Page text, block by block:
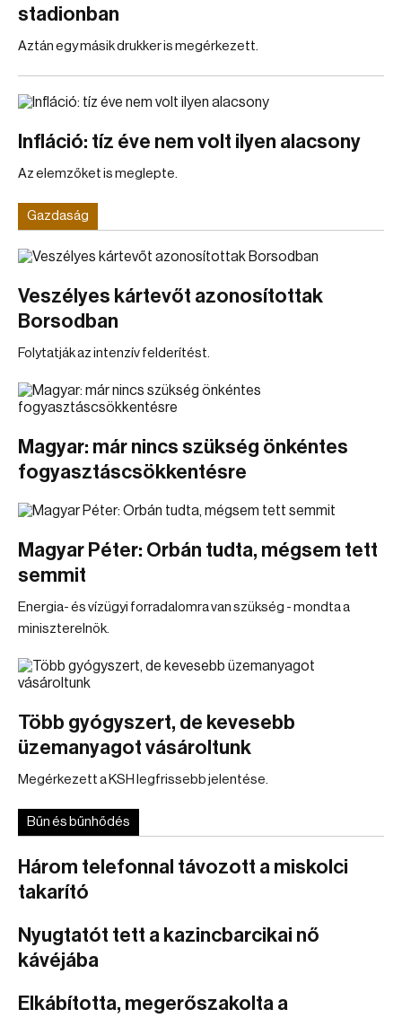
stadionban
Aztán egy másik drukker is megérkezett.
Infláció: tíz éve nem volt ilyen alacsony
Az elemzőket is meglepte.
Gazdaság
Veszélyes kártevőt azonosítottak
Borsodban
Folytatják az intenzív felderítést.
Magyar: már nincs szükség önkéntes
fogyasztáscsökkentésre
Magyar Péter: Orbán tudta, mégsem tett
semmit
Energia- és vízügyi forradalomra van szükség - mondta a
miniszterelnök.
Több gyógyszert, de kevesebb
üzemanyagot vásároltunk
Megérkezett a KSH legfrissebb jelentése.
Bűn és bűnhődés
Három telefonnal távozott a miskolci
takarító
Nyugtatót tett a kazincbarcikai nő
kávéjába
Elkábította, megerőszakolta a